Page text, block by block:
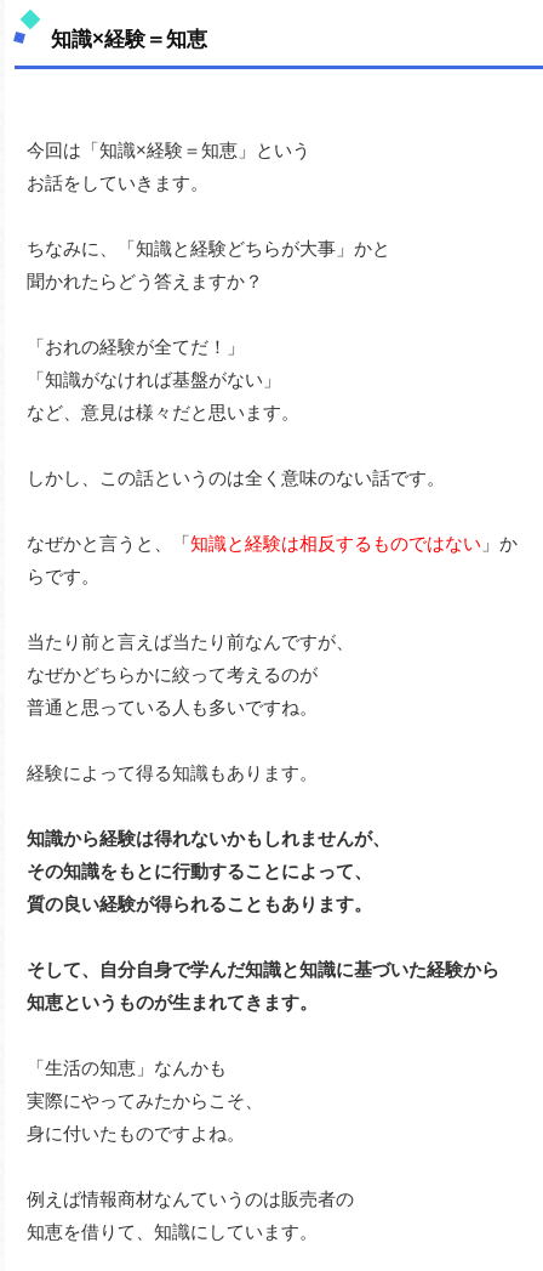
知識×経験＝知恵
今回は「知識×経験＝知恵」という
お話をしていきます。
ちなみに、「知識と経験どちらが大事」かと
聞かれたらどう答えますか？
「おれの経験が全てだ！」
「知識がなければ基盤がない」
など、意見は様々だと思います。
しかし、この話というのは全く意味のない話です。
なぜかと言うと、「知識と経験は相反するものではない 」か
らです。
当たり前と言えば当たり前なんですが、
なぜかどちらかに絞って考えるのが
普通と思っている人も多いですね。
経験によって得る知識もあります。
知識から経験は得れないかもしれませんが、
その知識をもとに行動することによって、
質の良い経験が得られることもあります。
そして、自分自身で学んだ知識と知識に基づいた経験から
知恵というものが生まれてきます。
「生活の知恵」なんかも
実際にやってみたからこそ、
身に付いたものですよね。
例えば情報商材なんていうのは販売者の
知恵を借りて、知識にしています。